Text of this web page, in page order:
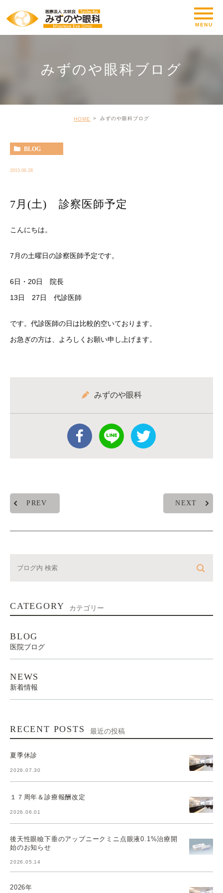
みずのや眼科ブログ
HOME みずのや眼科ブログ
BLOG
2013.06.28
7月(土) 診察医師予定
こんにちは。
7月の土曜日の診察医師予定です。
6日・20日 院長
13日 27日 代診医師
です。代診医師の日は比較的空いております。
お急ぎの方は、よろしくお願い申し上げます。
みずのや眼科
PREV NEXT
CATEGORY カテゴリー
BLOG
医院ブログ
NEWS
新着情報
RECENT POSTS 最近の投稿
夏季休診
2026.07.30
１７周年＆診療報酬改定
2026.06.01
後天性眼瞼下垂のアップニークミニ点眼液0.1%治療開
始のお知らせ
2026.05.14
2026年